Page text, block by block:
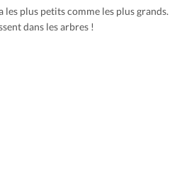
plus petits comme les plus grands.
dans les arbres !